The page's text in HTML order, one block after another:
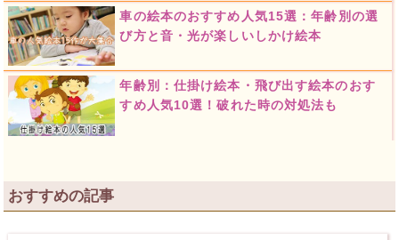
車の絵本のおすすめ人気15選：年齢別の選
び方と音・光が楽しいしかけ絵本
年齢別：仕掛け絵本・飛び出す絵本のおす
すめ人気10選！破れた時の対処法も
おすすめの記事